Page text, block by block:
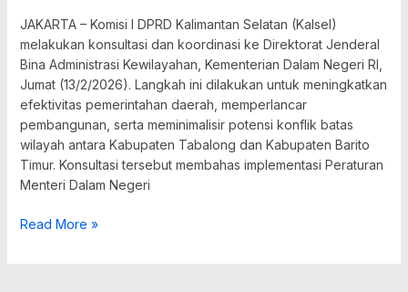
JAKARTA – Komisi I DPRD Kalimantan Selatan (Kalsel)
melakukan konsultasi dan koordinasi ke Direktorat Jenderal
Bina Administrasi Kewilayahan, Kementerian Dalam Negeri RI,
Jumat (13/2/2026). Langkah ini dilakukan untuk meningkatkan
efektivitas pemerintahan daerah, memperlancar
pembangunan, serta meminimalisir potensi konflik batas
wilayah antara Kabupaten Tabalong dan Kabupaten Barito
Timur. Konsultasi tersebut membahas implementasi Peraturan
Menteri Dalam Negeri
Read More »